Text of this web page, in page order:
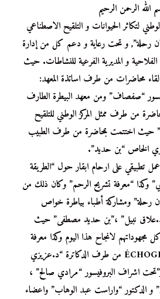
الله الرحمن الرحيم
لتكاثر الحيوانات و التلقيح الاصطناعي
رحلة”, و تحت رعاية و دعم كل من إدارة
الفلاحية و المديرية الفرعية للنشاطات. حيث
إلقاء محاضرات من طرف اساتذة المعهد:
“صفصاف” ومن معهد البيطرة الطارف
من طرف ممثل المركز الوطني للتلقيح
الاصطناعي”GNIAAG” حيث اختتمت بمحاضرة من طرف الطبيب
الخاص “بن حديد”.
تطبيقي على ارحام ابقار حول “الطريقة
وكذا “معرفة تشريح الرحم” وكان ذلك من
رحلة” ومشاركة أطباء بياطرة خواص
نبيل” ،”بن حديد مصطفى” حيث
لانجاح هذا اليوم وكذا معرفة
الرحم بجهاز ÉCHOGRAPHIE من طرف الدكاترة “د.عزيزي
اشراف البروفيسور “مرادي صالح” ،
و الدكتور “واراست عبد الوهاب” واعضاء